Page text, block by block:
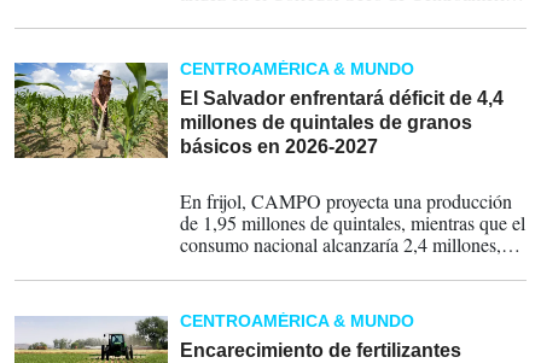
temperatura en la región.
CENTROAMÉRICA & MUNDO
El Salvador enfrentará déficit de 4,4
millones de quintales de granos
básicos en 2026-2027
En frijol, CAMPO proyecta una producción
de 1,95 millones de quintales, mientras que el
consumo nacional alcanzaría 2,4 millones,
450.000 quintales.
CENTROAMÉRICA & MUNDO
Encarecimiento de fertilizantes